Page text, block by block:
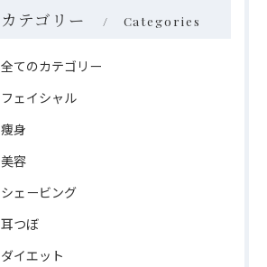
カテゴリー Categories
全てのカテゴリー
フェイシャル
痩身
美容
シェービング
耳つぼ
ダイエット